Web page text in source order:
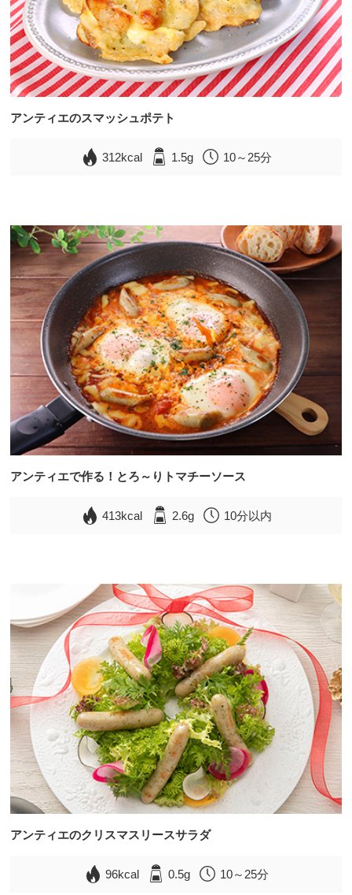
アンティエのスマッシュポテト
312kcal 1.5g 10～25分
アンティエで作る！とろ～りトマチーソース
413kcal 2.6g 10分以内
アンティエのクリスマスリースサラダ
96kcal 0.5g 10～25分